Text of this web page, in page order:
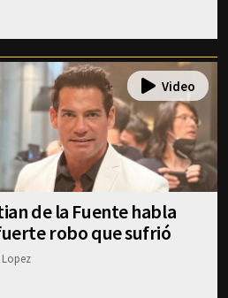
de la Fuente habla
robo que sufrió